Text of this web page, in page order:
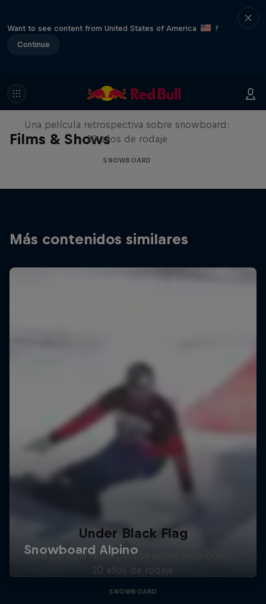
Want to see content from United States of America
?
Continue
Films & Shows
Under Black Flag
Una película retrospectiva sobre snowboard:
20 años de rodaje
SNOWBOARD
Más contenidos similares
Under Black Flag
Una película retrospectiva sobre snowboard:
20 años de rodaje
SNOWBOARD